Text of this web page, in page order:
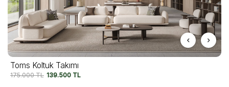
Toms Koltuk Takımı
175.000TL 139.500 TL